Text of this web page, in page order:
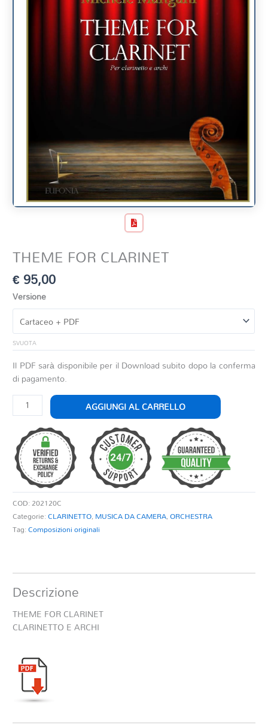
THEME FOR CLARINET
€95,00
Versione
SVUOTA
Il PDF sarà disponibile per il Download subito dopo la conferma
di pagamento.
THEME
FOR
CLARINET
quantità
AGGIUNGI AL CARRELLO
COD:202120C
Categorie:CLARINETTO, MUSICA DA CAMERA,ORCHESTRA
Tag:Composizioni originali
Descrizione
THEME FOR CLARINET
CLARINETTO E ARCHI